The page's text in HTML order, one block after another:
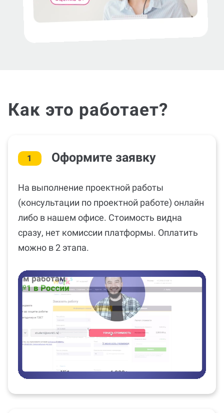
Как это работает?
1 Оформите заявку
На выполнение проектной работы
(консультации по проектной работе) онлайн
либо в нашем офисе. Стоимость видна
сразу, нет комиссии платформы. Оплатить
можно в 2 этапа.